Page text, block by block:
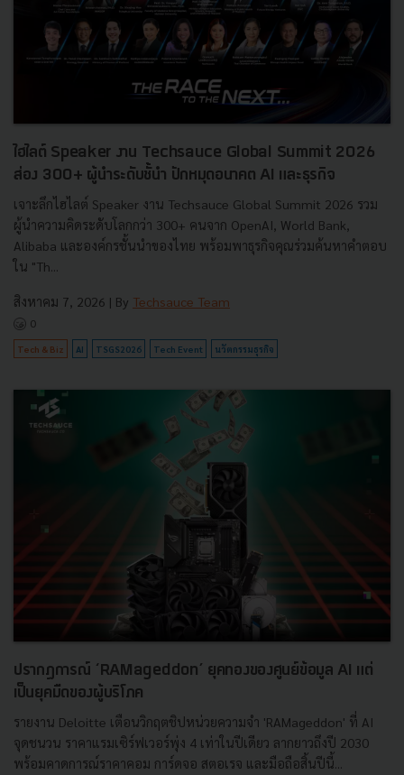
ไฮไลต์ Speaker งาน Techsauce Global Summit 2026
ส่อง 300+ ผู้นำระดับชั้นำ ปักหมุดอนาคต AI และธุรกิจ
เจาะลึกไฮไลต์ Speaker งาน Techsauce Global Summit 2026 รวม
ผู้นำความคิดระดับโลกกว่า 300+ คนจาก OpenAI, World Bank,
Alibaba และองค์กรชั้นนำของไทย พร้อมพาธุรกิจคุณร่วมค้นหาคำตอบ
ใน "Th...
สิงหาคม 7, 2026 | By Techsauce Team
0
Tech & Biz AI TSGS2026 Tech Event นวัตกรรมธุรกิจ
ปรากฏการณ์ ‘RAMageddon’ ยุคทองของศูนย์ข้อมูล AI แต่
เป็นยุคมืดของผู้บริโภค
รายงาน Deloitte เตือนวิกฤตชิปหน่วยความจำ 'RAMageddon' ที่ AI
จุดชนวน ราคาแรมเซิร์ฟเวอร์พุ่ง 4 เท่าในปีเดียว ลากยาวถึงปี 2030
พร้อมคาดการณ์ราคาคอม การ์ดจอ สตอเรจ และมือถือสิ้นปีนี้...